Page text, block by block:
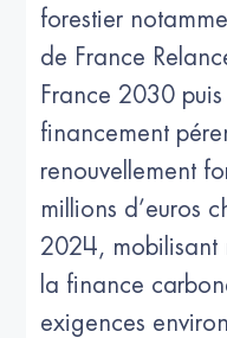
forestier
de France
France 2030
financement
renouvellement
millions d’euros
2024, mobilisant
la finance
exigences